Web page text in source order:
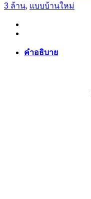
3 ล้าน, แบบบ้านใหม่
คำอธิบาย